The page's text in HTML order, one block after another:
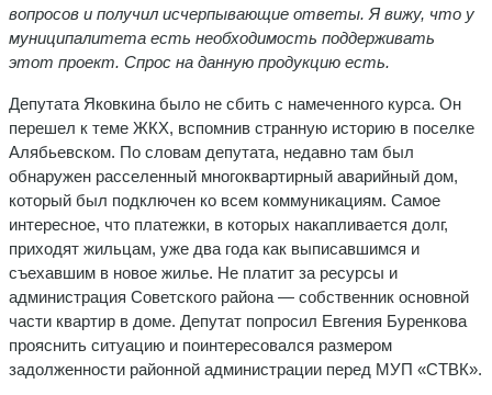
вопросов и получил исчерпывающие ответы. Я вижу, что у
муниципалитета есть необходимость поддерживать
этот проект. Спрос на данную продукцию есть.
Депутата Яковкина было не сбить с намеченного курса. Он
перешел к теме ЖКХ, вспомнив странную историю в поселке
Алябьевском. По словам депутата, недавно там был
обнаружен расселенный многоквартирный аварийный дом,
который был подключен ко всем коммуникациям. Самое
интересное, что платежки, в которых накапливается долг,
приходят жильцам, уже два года как выписавшимся и
съехавшим в новое жилье. Не платит за ресурсы и
администрация Советского района — собственник основной
части квартир в доме. Депутат попросил Евгения Буренкова
прояснить ситуацию и поинтересовался размером
задолженности районной администрации перед МУП «СТВК».